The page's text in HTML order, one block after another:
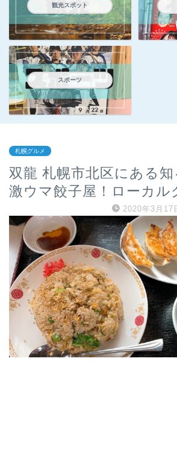
観光スポット
スポーツ
札幌グルメ
双龍 札幌市北区にある
激ウマ餃子屋！ローカル
2020年3月17